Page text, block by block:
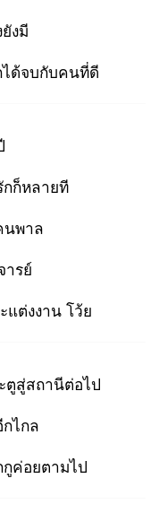
งมี
ได้จบกับคนที่ดี
กก็หลายที
พาล
ารย์
แต่งงาน โว้ย
ตูสู่สถานีต่อไป
กไกล
กูค่อยตามไป